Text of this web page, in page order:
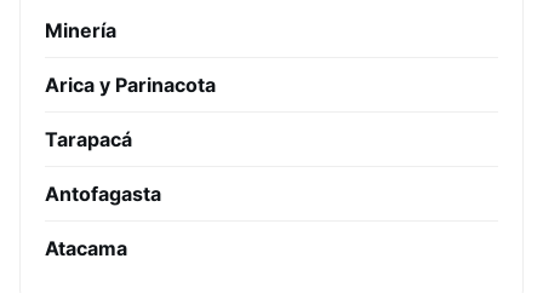
Minería
Arica y Parinacota
Tarapacá
Antofagasta
Atacama